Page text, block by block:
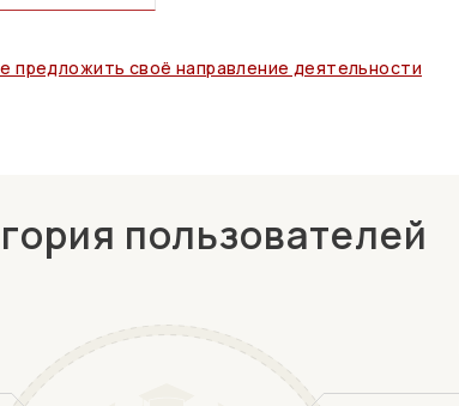
предложить своё направление деятельности
пользователей